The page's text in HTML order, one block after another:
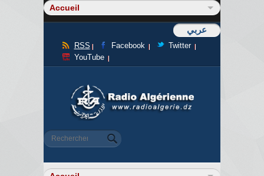
عربي
RSS Facebook
Twitter
YouTube
Formulaire de recherche
Rechercher